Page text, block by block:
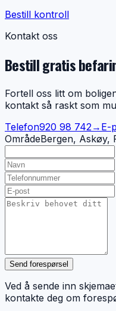
Bestill kontroll
Kontakt oss
Bestill gratis
Fortell oss litt om
kontakt så raskt som
Telefon920 98 742→ E-
OmrådeBergen, Askøy,
Send forespørsel
Ved å sende inn
kontakte deg om